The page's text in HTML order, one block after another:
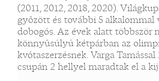
(2011, 2012, 2018, 2020).
győzött és további 5 alkalommal
dobogós. Az évek alatt többször
könnyűsúlyú kétpárban az
kvótaszerzésnek. Varga Tamással
csupán 2 hellyel maradtak el a